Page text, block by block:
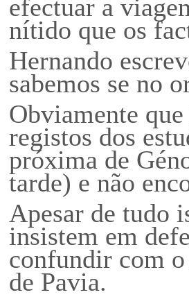
efectuar a
nítido que os
Hernando
sabemos se no
Obviamente
registos dos
próxima de
tarde) e não
Apesar de tudo
insistem em
confundir com
de Pavia.